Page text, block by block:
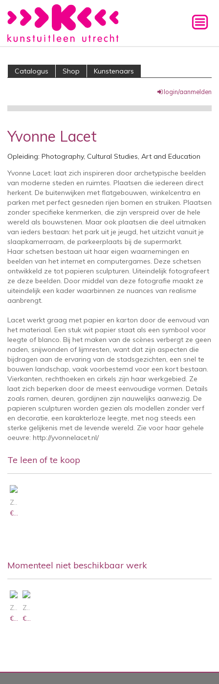
Catalogus Shop Kunstenaars
login/aanmelden
Yvonne Lacet
Opleiding: Photography, Cultural Studies, Art and Education
Yvonne Lacet: laat zich inspireren door archetypische beelden
van moderne steden en ruimtes. Plaatsen die iedereen direct
herkent. De buitenwijken met flatgebouwen, winkelcentra en
parken met perfect gesneden rijen bomen en struiken. Plaatsen
zonder specifieke kenmerken, die zijn verspreid over de hele
wereld als bouwstenen. Maar ook plaatsen die deel uitmaken
van ieders bestaan: het park uit je jeugd, het uitzicht vanuit je
slaapkamerraam, de parkeerplaats bij de supermarkt.
Haar schetsen bestaan uit haar eigen waarnemingen en
beelden van het internet en computergames. Deze schetsen
ontwikkeld ze tot papieren sculpturen. Uiteindelijk fotografeert
ze deze beelden. Door middel van deze fotografie maakt ze
uiteindelijk een kader waarbinnen ze nuances van realisme
aanbrengt.
Lacet werkt graag met papier en karton door de eenvoud van
het materiaal. Een stuk wit papier staat als een symbool voor
leegte of blanco. Bij het maken van de scènes verbergt ze geen
naden, snijwonden of lijmresten, want dat zijn aspecten die
bijdragen aan de ervaring van de stadsgezichten, een snel te
bouwen landschap, vaak voorbestemd voor een kort bestaan.
Vierkanten, rechthoeken en cirkels zijn haar werkgebied. Ze
laat zich beperken door de meest eenvoudige vormen. Details
zoals ramen, deuren, gordijnen zijn nauwelijks aanwezig. De
papieren sculpturen worden gezien als modellen zonder verf
en decoratie, een karakterloze leegte, met nog steeds een
sterke gelijkenis met de levende wereld. Zie voor haar gehele
oeuvre: http://yvonnelacet.nl/
Te leen of te koop
ZONDER TITEL (UIT DE SERIE BOUWPAKKET)
€ 1.100,00 /
Momenteel niet beschikbaar werk
ZONDER TITEL..
€ 1.200,00 /
ZOMER MET VLIEGTUIG
€ 2.175,00 /